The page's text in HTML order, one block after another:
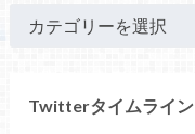
Twitterタイムライン